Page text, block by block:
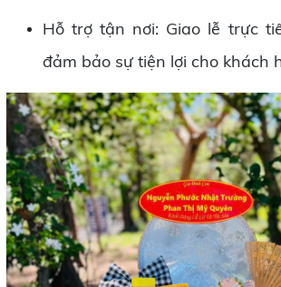
Hỗ trợ tận nơi: Giao lễ trực
đảm bảo sự tiện lợi cho khách